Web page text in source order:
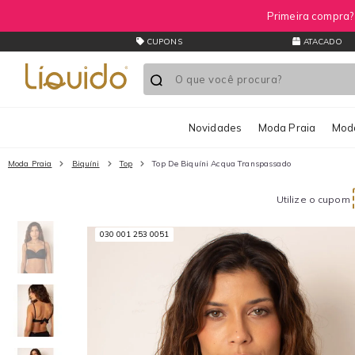
Primeira
CUPONS ATACADO
Novidades Moda Praia
Moda Praia Biquíni Top Top De Biquíni Acqua Transpassado
Utilize o cupom
030 001 253 0051